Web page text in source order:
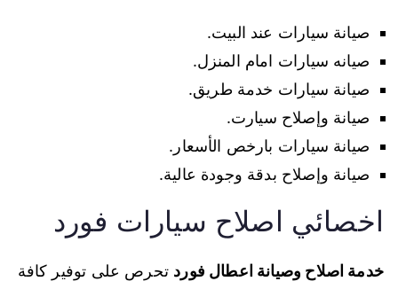
صيانة سيارات عند البيت.
صيانه سيارات امام المنزل.
صيانة سيارات خدمة طريق.
صيانة وإصلاح سيارت.
صيانة سيارات بارخص الأسعار.
صيانة وإصلاح بدقة وجودة عالية.
اخصائي اصلاح سيارات فورد
خدمة اصلاح وصيانة اعطال فورد تحرص على توفير كافة